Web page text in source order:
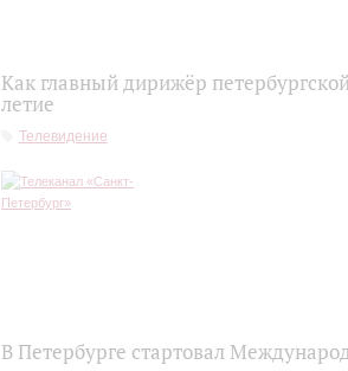
Как главный дирижёр
летие
Телевидение
В Петербурге стартовал